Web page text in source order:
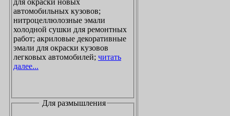
автомобильных кузовов;
нитроцеллюлозные эмали
холодной сушки для ремонтных
работ; акриловые декоративные
эмали для окраски кузовов
легковых автомобилей; читать
далее...
Для размышления